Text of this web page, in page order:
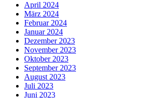
April 2024
März 2024
Februar 2024
Januar 2024
Dezember 2023
November 2023
Oktober 2023
September 2023
August 2023
Juli 2023
Juni 2023